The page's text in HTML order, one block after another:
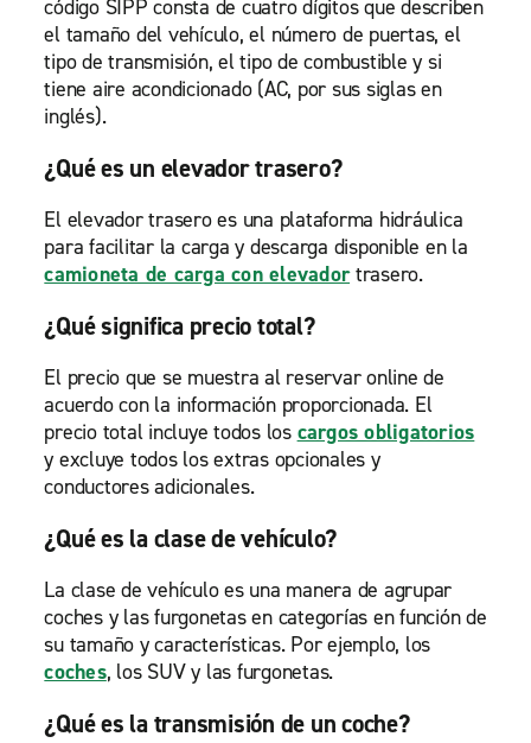
código SIPP consta de cuatro dígitos que describen
el tamaño del vehículo, el número de puertas, el
tipo de transmisión, el tipo de combustible y si
tiene aire acondicionado (AC, por sus siglas en
inglés).
¿Qué es un elevador trasero?
El elevador trasero es una plataforma hidráulica
para facilitar la carga y descarga disponible en la
camioneta de carga con elevadortrasero.
¿Qué significa precio total?
El precio que se muestra al reservar online de
acuerdo con la información proporcionada. El
precio total incluye todos los cargos obligatorios
y excluye todos los extras opcionales y
conductores adicionales.
¿Qué es la clase de vehículo?
La clase de vehículo es una manera de agrupar
coches y las furgonetas en categorías en función de
su tamaño y características. Por ejemplo, los
coches, los SUV y las furgonetas.
¿Qué es la transmisión de un coche?